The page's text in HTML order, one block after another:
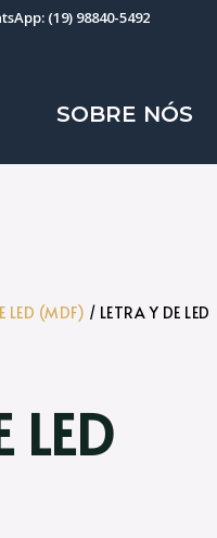
(19) 98840-5492
SOBRE NÓS
LED (MDF) / LETRA Y DE LED
LED